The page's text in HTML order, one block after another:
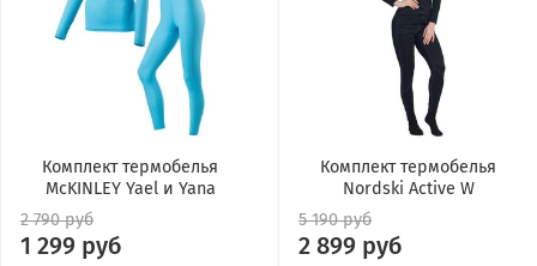
Комплект термобелья
McKINLEY Yael и Yana
2 790 руб
1 299 руб
Комплект термобелья
Nordski Active W
5 190 руб
2 899 руб